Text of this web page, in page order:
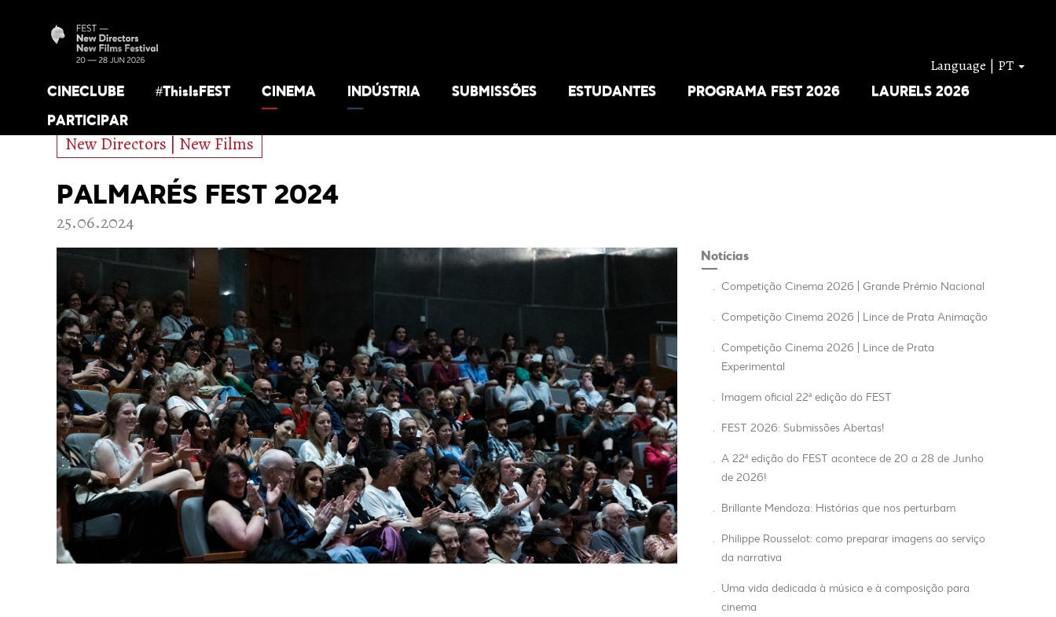
CINECLUBE #ThisIsFEST CINEMA INDÚSTRIA SUBMISSÕES ESTUDANTES PROGRAMA FEST 2026
LAURELS 2026
PARTICIPAR
Language | PT
New Directors | New Films
PALMARÉS FEST 2024
25.06.2024
Notícias
. Competição Cinema 2026 | Grande Prémio Nacional
. Competição Cinema 2026 | Lince de Prata Animação
.
Competição Cinema 2026 | Lince de Prata
Experimental
. Imagem oficial 22ª edição do FEST
. FEST 2026: Submissões Abertas!
. A 22ª edição do FEST acontece de 20 a 28 de Junho
de 2026!
. Brillante Mendoza: Histórias que nos perturbam
.
Philippe Rousselot: como preparar imagens ao serviço
da narrativa
.
Uma vida dedicada à música e à composição para
cinema